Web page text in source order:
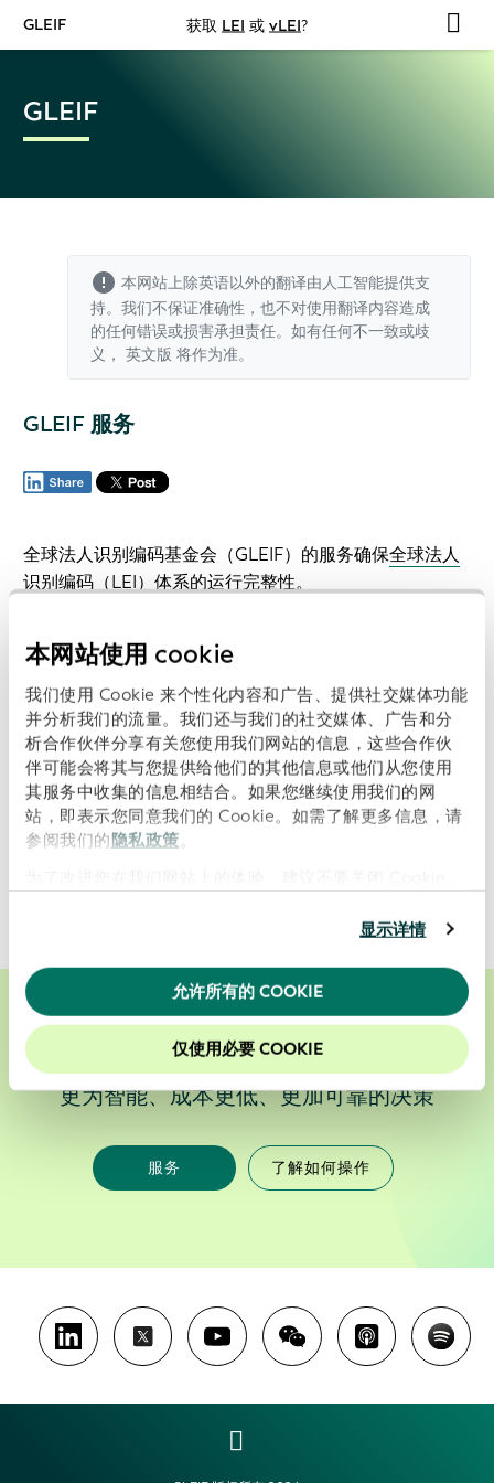
本网站使用 cookie
我们使用 Cookie 来个性化内容和广告、提供社交媒体功能
并分析我们的流量。我们还与我们的社交媒体、广告和分
析合作伙伴分享有关您使用我们网站的信息，这些合作伙
伴可能会将其与您提供给他们的其他信息或他们从您使用
其服务中收集的信息相结合。如果您继续使用我们的网
站，即表示您同意我们的 Cookie。如需了解更多信息，请
参阅我们的隐私政策 。
显示详情
允许所有的 COOKIE
仅使用必要 COOKIE
GLEIF 获取 LEI 或 vLEI?
GLEIF
本网站上除英语以外的翻译由人工智能提供支
持。我们不保证准确性，也不对使用翻译内容造成
的任何错误或损害承担责任。如有任何不一致或歧
义， 英文版 将作为准。
GLEIF 服务
全球法人识别编码基金会（GLEIF）的服务确保全球法人
识别编码（LEI）体系的运行完整性。
《 GLEIF服务目录
统合作伙伴提供的各项服务。
GLEIF 致力于确保其服务绩效的透明度。因此，我们每月
发布服务报告，评估 GLEIF 的整体绩效。此外，我们还发
布关于 GLEIF 服务可用性的每日指标。
除了提供透明度外，这项服务绩效评估还揭示了改进的机
会。一旦识别出这些机会，它们将推动我们服务组合的演
在业务合作伙伴的选择过程中，我们能够实现
更为智能、成本更低、更加可靠的决策
服务 了解如何操作